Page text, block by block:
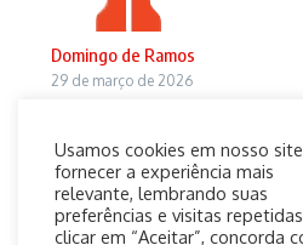
Domingo de Ramos
29 de março de 2026
Usamos cookies em nosso
fornecer a experiência mais
relevante, lembrando suas
preferências e visitas
clicar em “Aceitar”, concorda